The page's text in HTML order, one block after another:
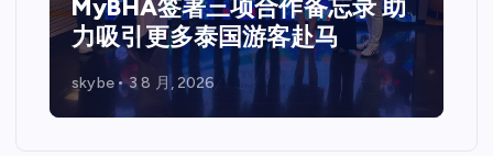
马来西亚 共探Web3、资本市场
与企业未来发展新机遇
skybe 7 7 月, 2026